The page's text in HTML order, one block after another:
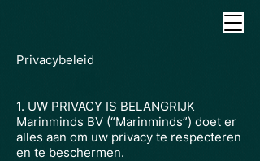
Privacybeleid
1. UW PRIVACY IS BELANGRIJK
Marinminds BV (“Marinminds”) doet er
alles aan om uw privacy te respecteren
en te beschermen.